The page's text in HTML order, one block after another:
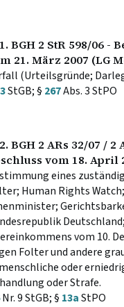
BGH 2 StR 598/06 -
21. März 2007 (LG
(Urteilsgründe;
StGB; § 267Abs. 3 StPO
BGH 2 ARs 32/07 / 2
vom 18. April
eines
Human Rights Watch;
Deutschland;
vom 10.
Folter und andere
oder
oder Strafe.
Nr. 9 StGB; § 13aStPO